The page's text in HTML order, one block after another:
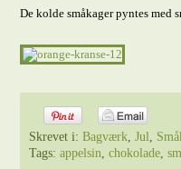
De kolde småkager pyntes med
Skrevet i:Bagværk,Jul,
Tags:appelsin,chokolade,